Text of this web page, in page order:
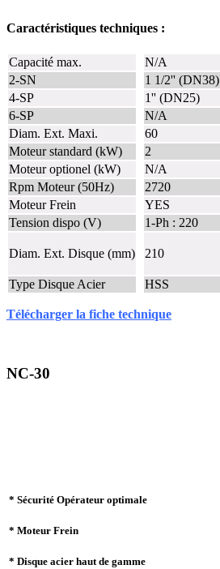
Caractéristiques techniques :
Capacité max. N/A
2-SN
1 1/2'' (DN38)
4-SP
1'' (DN25)
6-SP
N/A
Diam. Ext. Maxi.
60
Moteur standard (kW)
2
Moteur optionel (kW)
N/A
Rpm Moteur (50Hz)
2720
Moteur Frein
YES
Tension dispo (V)
1-Ph : 220
Diam. Ext. Disque (mm) 210
Type Disque Acier HSS
Télécharger la fiche technique
NC-30
* Sécurité Opérateur optimale
* Moteur Frein
* Disque acier haut de gamme